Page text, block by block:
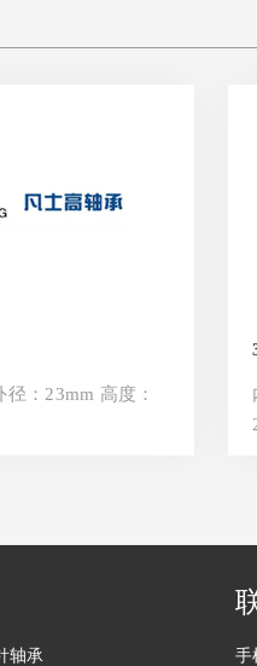
：23mm 高度：
轴承 手